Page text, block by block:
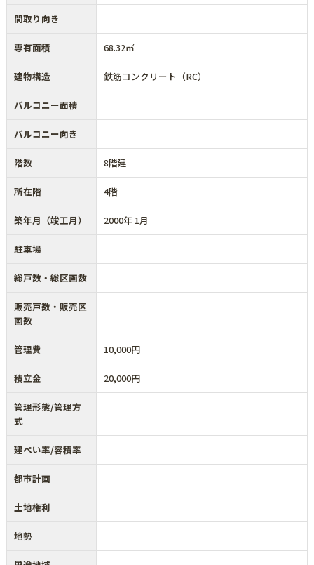
間取り向き
専有面積 68.32㎡
建物構造 鉄筋コンクリート（RC）
バルコニー面積
バルコニー向き
階数 8階建
所在階 4階
築年月（竣工月） 2000年 1月
駐車場
総戸数・総区画数
販売戸数・販売区
画数
管理費 10,000円
積立金 20,000円
管理形態/管理方
式
建ぺい率/容積率
都市計画
土地権利
地勢